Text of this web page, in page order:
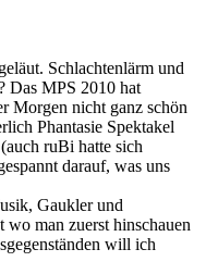
Schlachtenlärm und
Das MPS 2010 hat
Morgen nicht ganz schön
Phantasie Spektakel
ruBi hatte sich
darauf, was uns
Gaukler und
man zuerst hinschauen
will ich